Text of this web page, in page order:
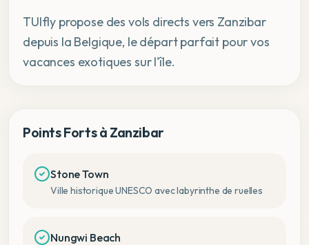
TUIfly propose des vols directs vers Zanzibar
depuis la Belgique, le départ parfait pour vos
vacances exotiques sur l'île.
Points Forts à Zanzibar
Stone Town
Ville historique UNESCO avec labyrinthe de ruelles
Nungwi Beach